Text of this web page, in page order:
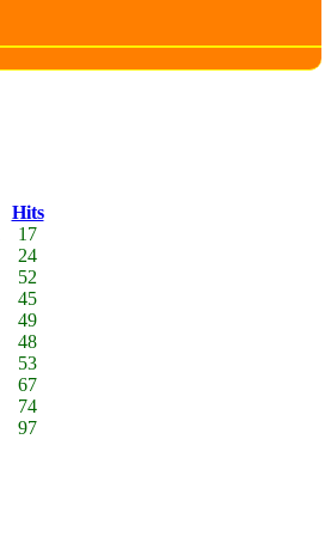
Hits
17
24
52
45
49
48
53
67
74
97